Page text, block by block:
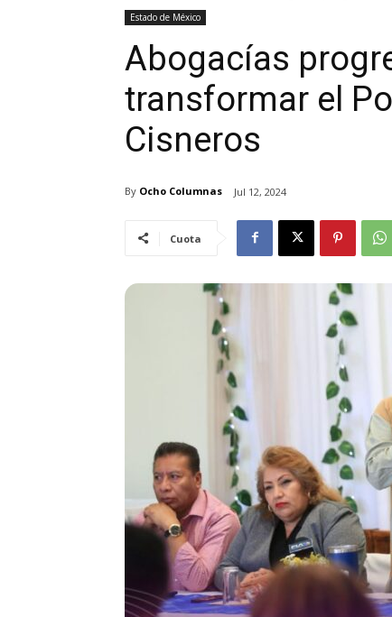
Estado de México
Abogacías
transformar el
Cisneros
By Ocho Columnas Jul 12, 2024
Cuota